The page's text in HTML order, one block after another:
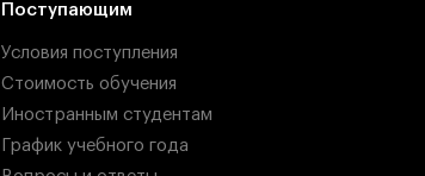
Поступающим
Условия поступления
Стоимость обучения
Иностранным студентам
График учебного года